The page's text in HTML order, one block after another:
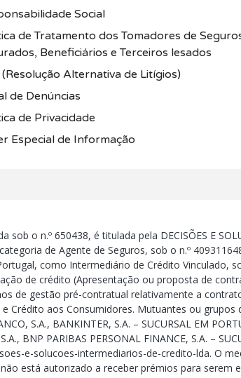
Social
de Tratamento dos Tomadores de
Beneficiários e Terceiros lesados
(Resolução Alternativa de Litígios)
de Denúncias
de Privacidade
Especial de Informação
sob o n.º 650438, é titulada pela DECISÕES E
de Agente de Seguros, sob o n.º
como Intermediário de Crédito Vinculado,
de crédito (Apresentação ou proposta de
de gestão pré-contratual relativamente a
Crédito aos Consumidores. Mutuantes ou
S.A., BANKINTER, S.A. – SUCURSAL EM
BNP PARIBAS PERSONAL FINANCE, S.A. –
e-solucoes-intermediarios-de-credito-lda. O
está autorizado a receber prémios para serem